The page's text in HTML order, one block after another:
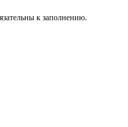
к заполнению.